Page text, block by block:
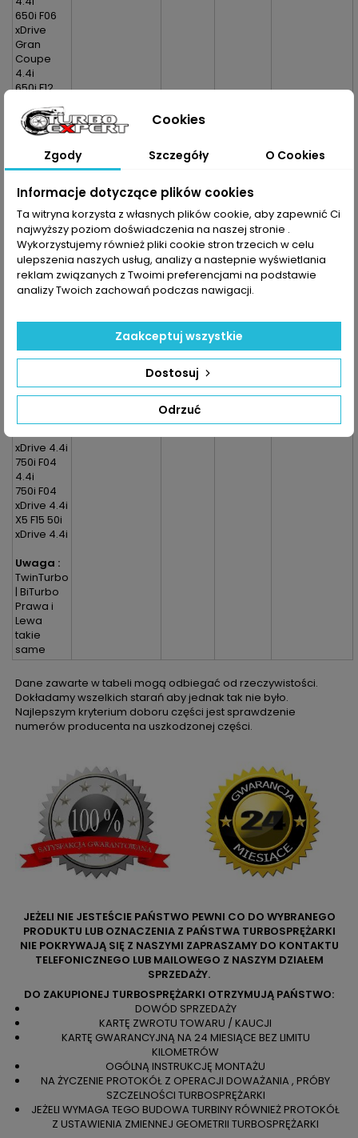
650i F06
xDrive
Gran
Coupe
4.4i
650i F12
4.4i
650i F12
Cabrio
4.4i
650i F13
4.4i
650i F13
xDrive
Coupe
4.4
750i F01
750i F01
750i F02
4.4i
xDrive 4.4i
750i F03
xDrive 4.4i
750i F04
4.4i
750i F04
xDrive 4.4i
X5 F15 50i
xDrive 4.4i
Uwaga :
TwinTurbo
| BiTurbo
Prawa i
Lewa
takie
same
Dane zawarte w tabeli mogą odbiegać od rzeczywistości.
Dokładamy wszelkich starań aby jednak tak nie było.
Najlepszym kryterium doboru części jest sprawdzenie
numerów producenta na uszkodzonej części.
JEŻELI NIE JESTEŚCIE PAŃSTWO PEWNI CO DO WYBRANEGO
PRODUKTU LUB OZNACZENIA Z PAŃSTWA TURBOSPRĘŻARKI
NIE POKRYWAJĄ SIĘ Z NASZYMI ZAPRASZAMY DO KONTAKTU
TELEFONICZNEGO LUB MAILOWEGO Z NASZYM DZIAŁEM
SPRZEDAŻY.
DO ZAKUPIONEJ TURBOSPRĘŻARKI OTRZYMUJĄ PAŃSTWO:
DOWÓD SPRZEDAŻY
KARTĘ ZWROTU TOWARU / KAUCJI
KARTĘ GWARANCYJNĄ NA 24 MIESIĄCE BEZ LIMITU
KILOMETRÓW
OGÓLNĄ INSTRUKCJĘ MONTAŻU
NA ŻYCZENIE PROTOKÓŁ Z OPERACJI DOWAŻANIA , PRÓBY
SZCZELNOŚCI TURBOSPRĘŻARKI
JEŻELI WYMAGA TEGO BUDOWA TURBINY RÓWNIEŻ PROTOKÓŁ
Z USTAWIENIA ZMIENNEJ GEOMETRII TURBOSPRĘŻARKI
Cookies
Zgody Szczegóły O Cookies
Informacje dotyczące plików cookies
Ta witryna korzysta z własnych plików cookie, aby zapewnić Ci
najwyższy poziom doświadczenia na naszej stronie .
Wykorzystujemy również pliki cookie stron trzecich w celu
ulepszenia naszych usług, analizy a nastepnie wyświetlania
reklam związanych z Twoimi preferencjami na podstawie
analizy Twoich zachowań podczas nawigacji.
Odrzuć
Dostosuj
Zaakceptuj wszystkie